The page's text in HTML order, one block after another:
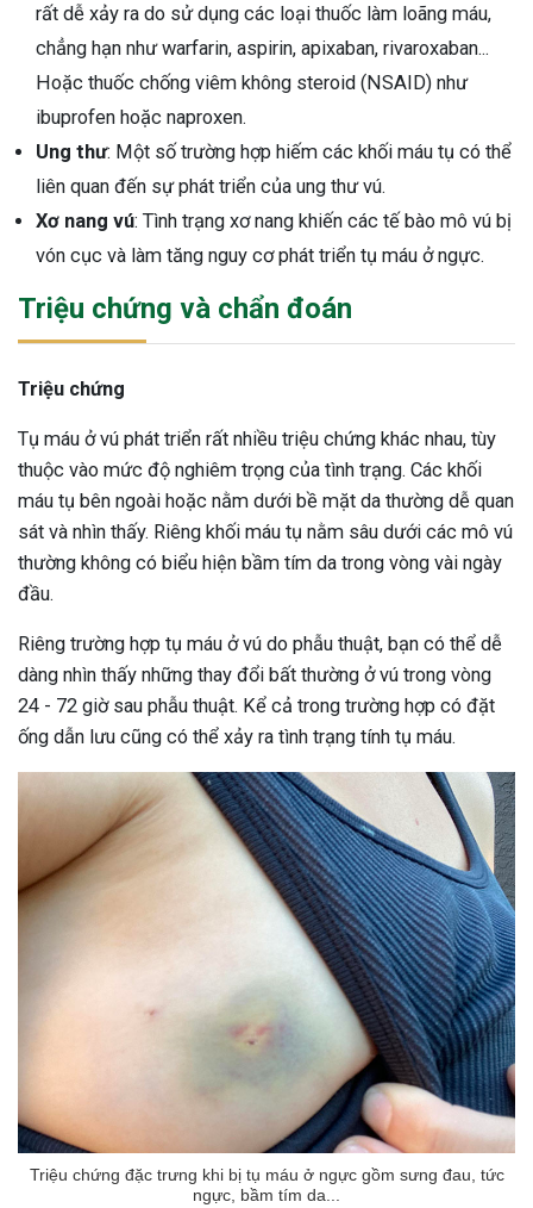
rất dễ xảy ra do sử dụng các loại thuốc làm loãng máu,
chẳng hạn như warfarin, aspirin, apixaban, rivaroxaban...
Hoặc thuốc chống viêm không steroid (NSAID) như
ibuprofen hoặc naproxen.
Ung thư: Một số trường hợp hiếm các khối máu tụ có thể
liên quan đến sự phát triển của ung thư vú.
Xơ nang vú: Tình trạng xơ nang khiến các tế bào mô vú bị
vón cục và làm tăng nguy cơ phát triển tụ máu ở ngực.
Triệu chứng và chẩn đoán
Triệu chứng
Tụ máu ở vú phát triển rất nhiều triệu chứng khác nhau, tùy
thuộc vào mức độ nghiêm trọng của tình trạng. Các khối
máu tụ bên ngoài hoặc nằm dưới bề mặt da thường dễ quan
sát và nhìn thấy. Riêng khối máu tụ nằm sâu dưới các mô vú
thường không có biểu hiện bầm tím da trong vòng vài ngày
đầu.
Riêng trường hợp tụ máu ở vú do phẫu thuật, bạn có thể dễ
dàng nhìn thấy những thay đổi bất thường ở vú trong vòng
24 - 72 giờ sau phẫu thuật. Kể cả trong trường hợp có đặt
ống dẫn lưu cũng có thể xảy ra tình trạng tính tụ máu.
Triệu chứng đặc trưng khi bị tụ máu ở ngực gồm sưng đau, tức
ngực, bầm tím da...